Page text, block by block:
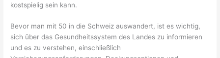
kostspielig sein kann.
Bevor man mit 50 in die Schweiz auswandert, ist es wichtig,
sich über das Gesundheitssystem des Landes zu informieren
und es zu verstehen, einschließlich